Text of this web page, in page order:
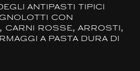
antipasti tipici
con
carni rosse, arrosti,
a pasta dura di